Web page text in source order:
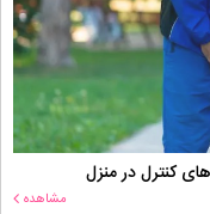
کنترل در منزل
مشاهده